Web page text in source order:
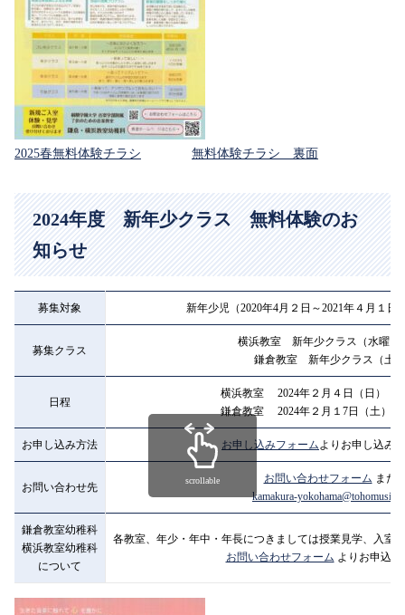
2025春無料体験チラシ 無料体験チラシ 裏面
2024年度 新年少クラス 無料体験のお
知らせ
募集対象 新年少児（2020年4月２日～2021年４月１日
募集クラス
横浜教室 新年少クラス（水曜・
鎌倉教室 新年少クラス（土
日程
横浜教室 2024年２月４日（日）
鎌倉教室 2024年２月１7日（土）
お申し込み方法 お申し込みフォームよりお申し込み
お問い合わせ先
お問い合わせフォーム また
kamakura-
鎌倉教室幼稚科
横浜教室幼稚科
について
各教室、年少・年中・年長につきましては授業見学、入室
お問い合わせフォーム よりお申込
scrollable